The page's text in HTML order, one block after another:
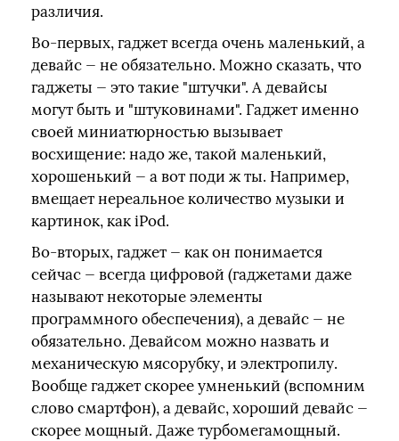
различия.
Во-первых, гаджет всегда очень маленький, а
девайс — не обязательно. Можно сказать, что
гаджеты — это такие "штучки". А девайсы
могут быть и "штуковинами". Гаджет именно
своей миниатюрностью вызывает
восхищение: надо же, такой маленький,
хорошенький — а вот поди ж ты. Например,
вмещает нереальное количество музыки и
картинок, как iPod.
Во-вторых, гаджет — как он понимается
сейчас — всегда цифровой (гаджетами даже
называют некоторые элементы
программного обеспечения), а девайс — не
обязательно. Девайсом можно назвать и
механическую мясорубку, и электропилу.
Вообще гаджет скорее умненький (вспомним
слово смартфон), а девайс, хороший девайс —
скорее мощный. Даже турбомегамощный.